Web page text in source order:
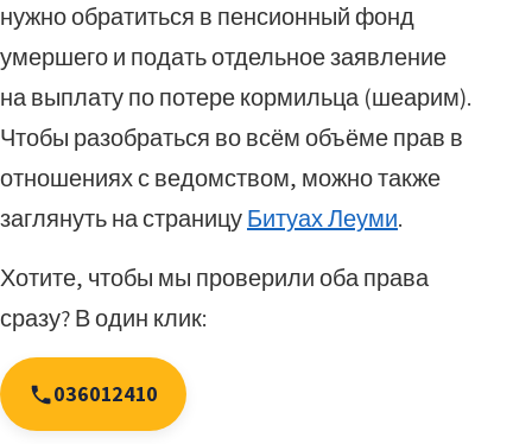
нужно обратиться в пенсионный фонд
умершего и подать отдельное заявление
на выплату по потере кормильца (шеарим).
Чтобы разобраться во всём объёме прав в
отношениях с ведомством, можно также
заглянуть на страницуБитуах Леуми.
Хотите, чтобы мы проверили оба права
сразу? В один клик:
036012410